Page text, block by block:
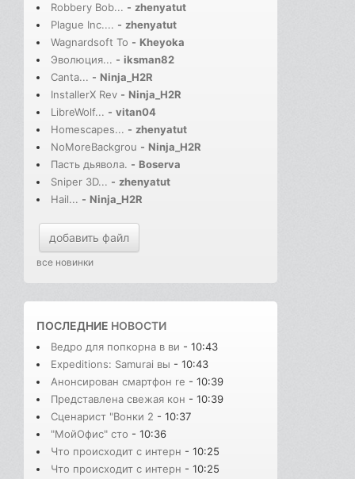
Robbery Bob... - zhenyatut
Plague Inc.... - zhenyatut
Wagnardsoft To - Kheyoka
Эволюция... - iksman82
Canta... - Ninja_H2R
InstallerX Rev - Ninja_H2R
LibreWolf... - vitan04
Homescapes... - zhenyatut
NoMoreBackgrou - Ninja_H2R
Пасть дьявола. - Boserva
Sniper 3D... - zhenyatut
Hail... - Ninja_H2R
добавить файл
все новинки
ПОСЛЕДНИЕ НОВОСТИ
Ведро для попкорна в ви - 10:43
Expeditions: Samurai вы - 10:43
Анонсирован смартфон re - 10:39
Представлена свежая кон - 10:39
Сценарист "Вонки 2 - 10:37
"МойОфис" сто - 10:36
Что происходит с интерн - 10:25
Что происходит с интерн - 10:25